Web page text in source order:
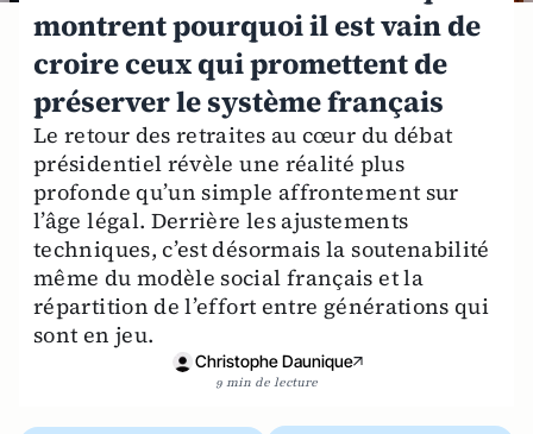
montrent pourquoi il est vain de
croire ceux qui promettent de
préserver le système français
Le retour des retraites au cœur du débat
présidentiel révèle une réalité plus
profonde qu’un simple affrontement sur
l’âge légal. Derrière les ajustements
techniques, c’est désormais la soutenabilité
même du modèle social français et la
répartition de l’effort entre générations qui
sont en jeu.
Christophe Daunique
9 min de lecture